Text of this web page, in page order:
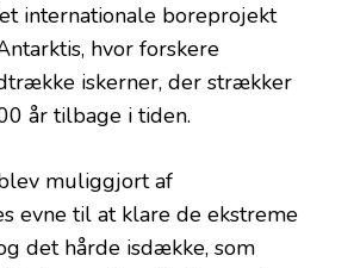
internationale boreprojekt
hvor forskere
iskerner, der strækker
år tilbage i tiden.
muliggjort af
evne til at klare de ekstreme
det hårde isdække, som